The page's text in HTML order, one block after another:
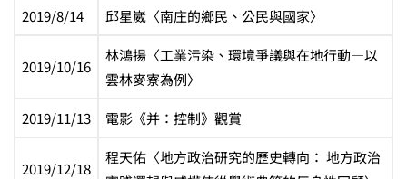
2019/8/14 邱星崴〈南庄的鄉民、公民與國家〉
2019/10/16
林鴻揚〈工業污染、環境爭議與在地行動―以
雲林麥寮為例〉
2019/11/13 電影《并：控制》觀賞
2019/12/18
程天佑〈地方政治研究的歷史轉向： 地方政治